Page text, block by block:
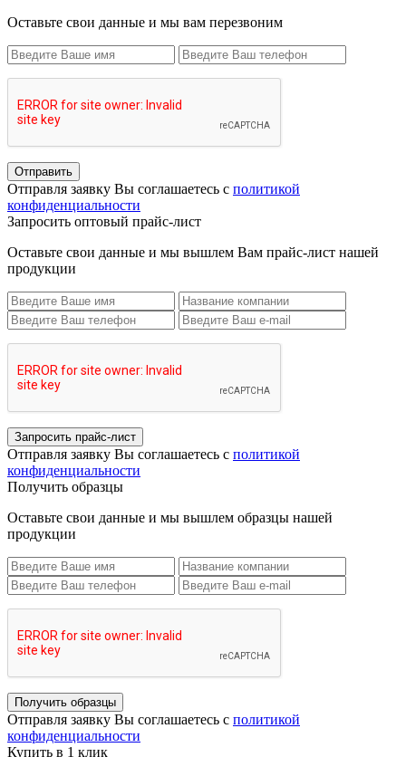
Оставьте свои данные и мы вам перезвоним
Отправить
Отправля заявку Вы соглашаетесь с политикой
конфиденциальности
Запросить оптовый прайс-лист
Оставьте свои данные и мы вышлем Вам прайс-лист нашей
продукции
Запросить прайс-лист
Отправля заявку Вы соглашаетесь с политикой
конфиденциальности
Получить образцы
Оставьте свои данные и мы вышлем образцы нашей
продукции
Получить образцы
Отправля заявку Вы соглашаетесь с политикой
конфиденциальности
Купить в 1 клик